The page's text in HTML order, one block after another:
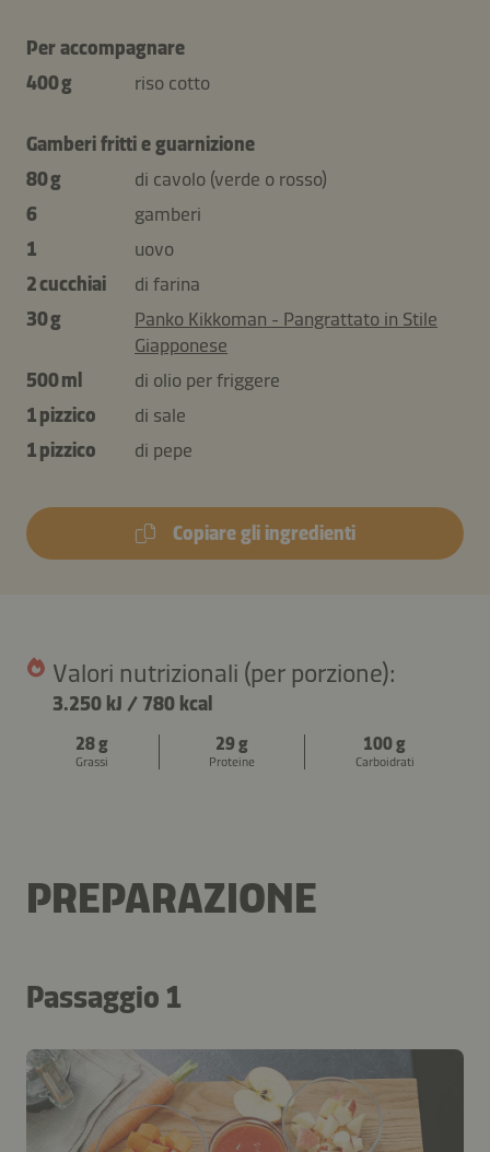
Per accompagnare
400 g
riso cotto
Gamberi fritti e guarnizione
80 g
di cavolo (verde o rosso)
6
gamberi
1
uovo
2 cucchiai
di farina
30 g
Panko Kikkoman - Pangrattato in Stile
Giapponese
500 ml
di olio per friggere
1 pizzico
di sale
1 pizzico
di pepe
Copiare gli ingredienti
Valori nutrizionali (per porzione):
3.250 kJ / 780 kcal
28 g
Grassi
29 g
Proteine
100 g
Carboidrati
PREPARAZIONE
Passaggio 1